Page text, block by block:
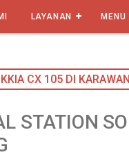
LAYANAN MENU
CX 105 DI
STATION